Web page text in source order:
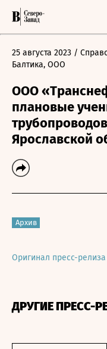
25 августа 2023 /
Балтика, ООО
ООО
плановые
Ярославской
Архив
Оригинал пресс-релиза
ДРУГИЕ ПРЕСС-